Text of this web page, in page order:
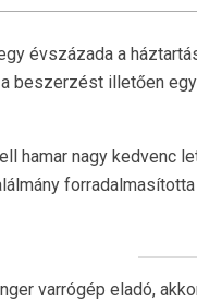
évszázada a
beszerzést illetően
hamar nagy kedvenc
varrógép eladó,